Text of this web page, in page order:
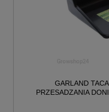
GARLAND
PRZESADZANIA